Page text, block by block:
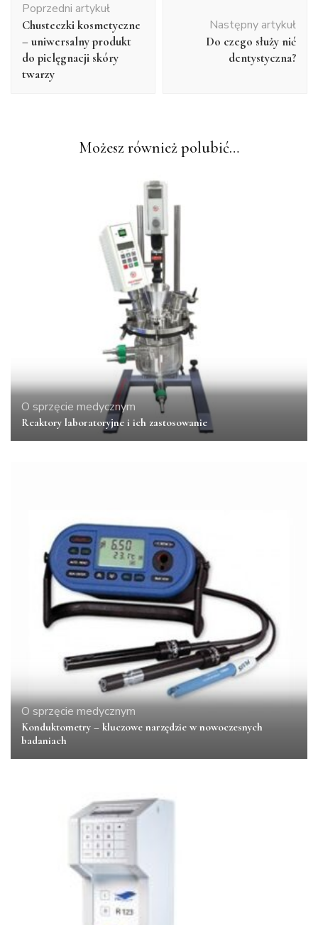
wpisu
Poprzedni artykuł
Chusteczki kosmetyczne
– uniwersalny produkt
do pielęgnacji skóry
twarzy
Następny artykuł
Do czego służy nić
dentystyczna?
Możesz również polubić…
O sprzęcie medycznym
Reaktory laboratoryjne i ich zastosowanie
O sprzęcie medycznym
Konduktometry – kluczowe narzędzie w nowoczesnych
badaniach